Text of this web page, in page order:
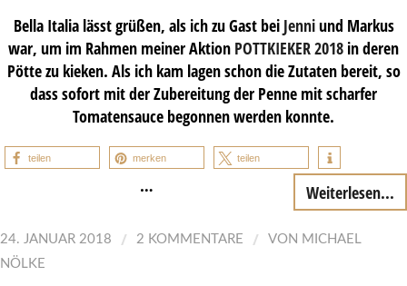
Bella Italia lässt grüßen, als ich zu Gast bei Jenniund Markus
war, um im Rahmen meiner Aktion POTTKIEKER 2018 in deren
Pötte zu kieken. Als ich kam lagen schon die Zutaten bereit, so
dass sofort mit der Zubereitung der Penne mit scharfer
Tomatensauce begonnen werden konnte.
teilen merken teilen
… Weiterlesen...
24. JANUAR 2018 / 2 KOMMENTARE / VON MICHAEL
NÖLKE